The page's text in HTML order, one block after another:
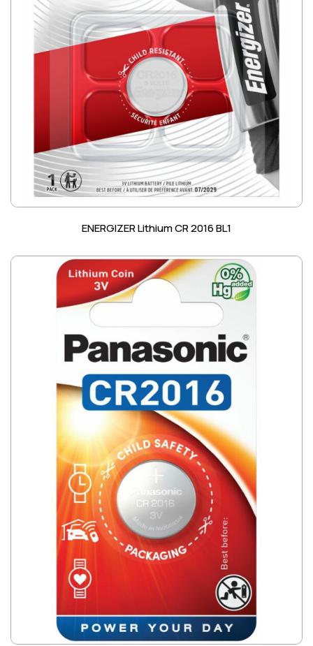
ENERGIZER Lithium CR 2016 BL1